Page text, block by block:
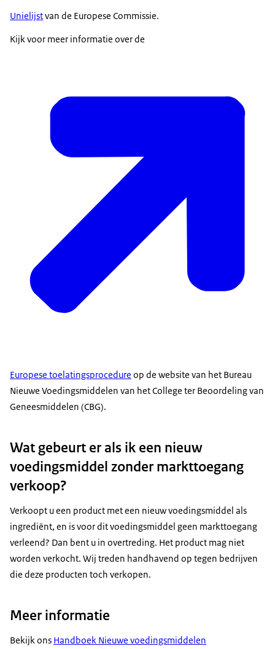
Unielijstvan de Europese Commissie.
Kijk voor meer informatie over de
Europese toelatingsprocedure op de website van het Bureau
Nieuwe Voedingsmiddelen van het College ter Beoordeling van
Geneesmiddelen (CBG).
Wat gebeurt er als ik een nieuw
voedingsmiddel zonder markttoegang
verkoop?
Verkoopt u een product met een nieuw voedingsmiddel als
ingrediënt, en is voor dit voedingsmiddel geen markttoegang
verleend? Dan bent u in overtreding. Het product mag niet
worden verkocht. Wij treden handhavend op tegen bedrijven
die deze producten toch verkopen.
Meer informatie
Bekijk ons Handboek Nieuwe voedingsmiddelen